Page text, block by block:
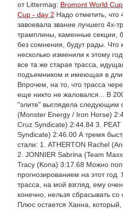
от Littermag: Bromont World
Cup - day 2 Надо отметить, что
завоевала звание лучшего 4х-
трамплины, каменные секции,
без сомнения, будут рады. Что
несколько изменили к этому
все та же старая трасса,
подъемником и имеющая в
Впрочем, на то, что трасса
еще никто не жаловался... В
"элите" выглядела следующим
(Monster Energy / Iron Horse)
Cruz Syndicate) 2:44.84 3.
Syndicate) 2:46.00 А тремя
стали: 1. ATHERTON Rachel
2. JONNIER Sabrina (Team
Tracy (Kona) 3:17.68 Можно
прогнозированием на этот
трасса, на мой взгляд, ему
конечно, нельзя сбрасывать со
Плюс остается Ханна,